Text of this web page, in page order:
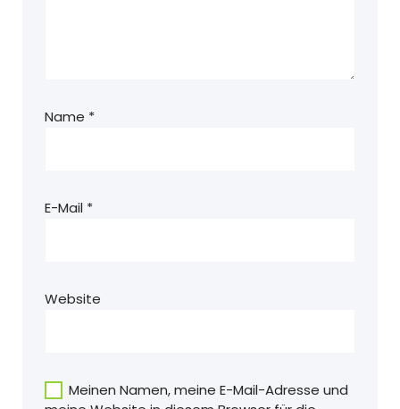
Name *
E-Mail *
Website
Meinen Namen, meine E-Mail-Adresse und